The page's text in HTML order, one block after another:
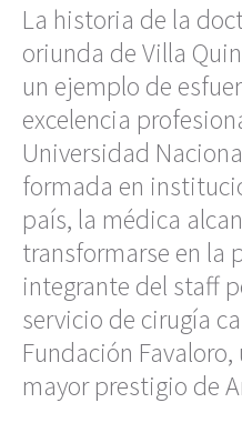
La historia de la
oriunda de Villa
un ejemplo de
excelencia
Universidad
formada en
país, la médica
transformarse en la
integrante del staff
servicio de cirugía
Fundación
mayor prestigio de